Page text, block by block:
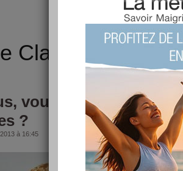
ClaireDoray
vous comptez vos
?
à 16:45